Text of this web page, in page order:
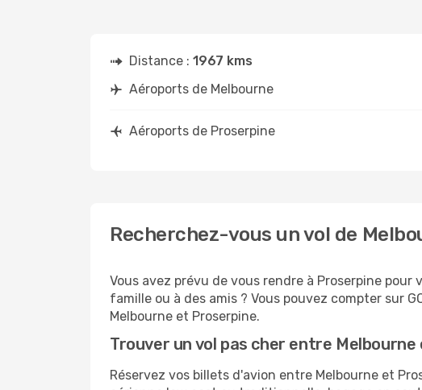
Distance : 1967 kms
Aéroports de Melbourne
Aéroports de Proserpine
Recherchez-vous un vol de
Vous avez prévu de vous rendre à Proserpine
famille ou à des amis ? Vous pouvez compter sur
Melbourne et Proserpine.
Trouver un vol pas cher entre
Réservez vos billets d'avion entre Melbourne et